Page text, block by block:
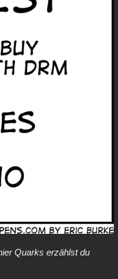
Quarks erzählst du